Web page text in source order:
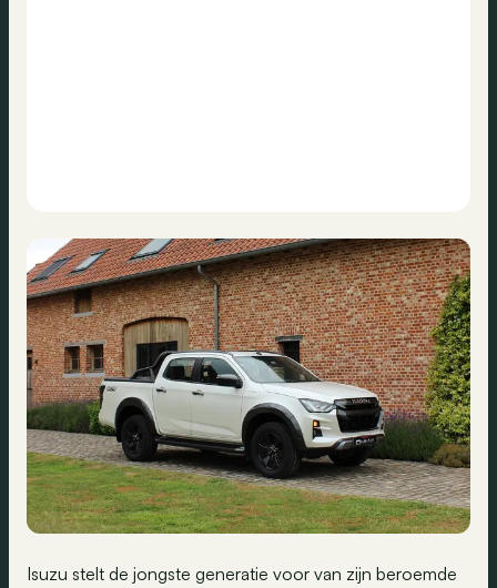
Isuzu stelt de jongste generatie voor van zijn beroemde